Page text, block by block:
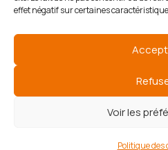
effet négatif sur certaines
Voir les
Politique des
Mentions
Politique des